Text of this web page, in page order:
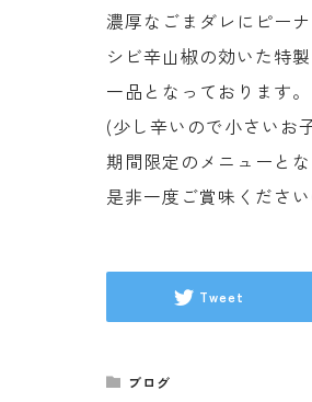
濃厚なごまダレにピーナ
シビ辛山椒の効いた特
一品となっております。
(少し辛いので小さいお
期間限定のメニューとな
是非一度ご賞味くださ
Tweet
ブログ